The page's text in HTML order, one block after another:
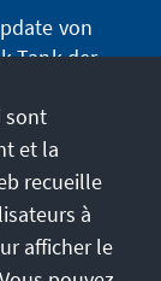
von
Tank der
die wir
halten.
sont
et la
recueille
à
afficher le